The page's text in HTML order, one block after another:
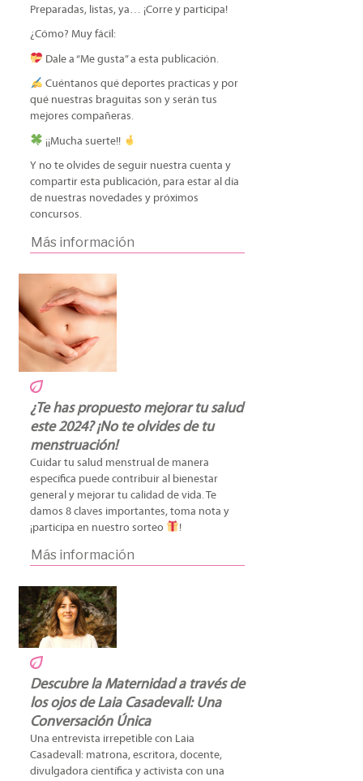
Preparadas, listas, ya… ¡Corre y participa!
¿Cómo? Muy fácil:
Dale a “Me gusta” a esta publicación.
Cuéntanos qué deportes practicas y por
qué nuestras braguitas son y serán tus
mejores compañeras.
¡¡Mucha suerte!!
Y no te olvides de seguir nuestra cuenta y
compartir esta publicación, para estar al día
de nuestras novedades y próximos
concursos.
Más información
¿Te has propuesto mejorar tu salud
este 2024? ¡No te olvides de tu
menstruación!
Cuidar tu salud menstrual de manera
específica puede contribuir al bienestar
general y mejorar tu calidad de vida. Te
damos 8 claves importantes, toma nota y
¡participa en nuestro sorteo
!
Más información
Descubre la Maternidad a través de
los ojos de Laia Casadevall: Una
Conversación Única
Una entrevista irrepetible con Laia
Casadevall: matrona, escritora, docente,
divulgadora científica y activista con una